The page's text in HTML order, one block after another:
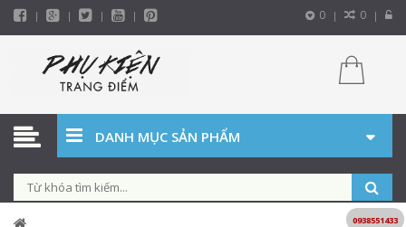
0 0
DANH MỤC SẢN PHẨM
0938551433